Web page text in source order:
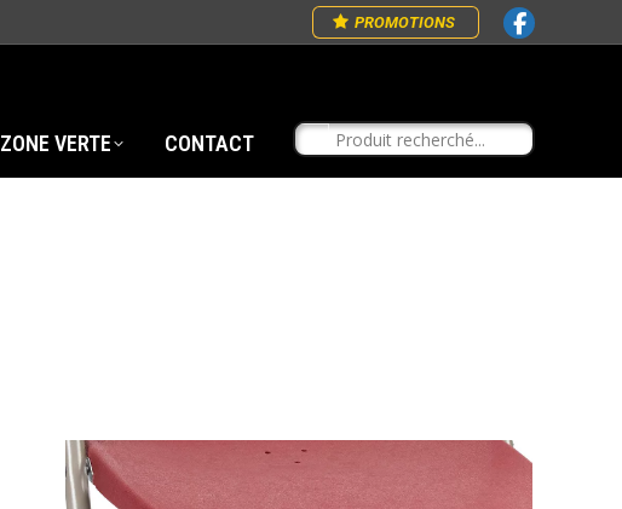
PROMOTIONS
ZONE VERTE CONTACT